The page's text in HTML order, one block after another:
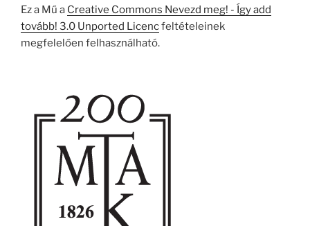
Ez a Mű a Creative Commons Nevezd meg! - Így add
tovább! 3.0 Unported Licencfeltételeinek
megfelelően felhasználható.